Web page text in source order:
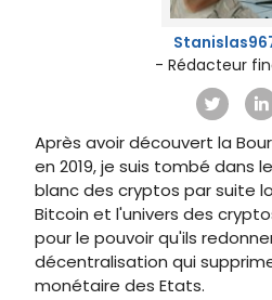
- Rédacteur
Après avoir découvert la
en 2019, je suis tombé dans
blanc des cryptos par suite
Bitcoin et l'univers des
pour le pouvoir qu'ils
décentralisation qui
monétaire des Etats.